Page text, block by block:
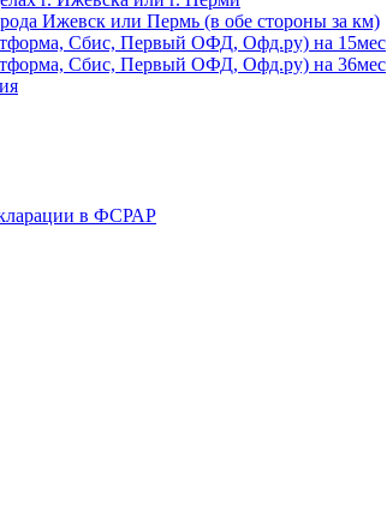
Ижевск или Пермь (в обе стороны за км)
Сбис, Первый ОФД, Офд.ру) на 15мес
Сбис, Первый ОФД, Офд.ру) на 36мес
в ФСРАР